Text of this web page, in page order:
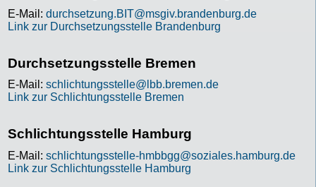
E-Mail:durchsetzung.BIT@msgiv.brandenburg.de
Link zur Durchsetzungsstelle Brandenburg
Durchsetzungsstelle Bremen
E-Mail:schlichtungsstelle@lbb.bremen.de
Link zur Schlichtungsstelle Bremen
Schlichtungsstelle Hamburg
E-Mail:schlichtungsstelle-hmbbgg@soziales.hamburg.de
Link zur Schlichtungsstelle Hamburg